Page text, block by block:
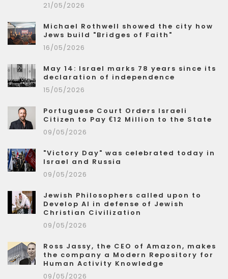
21/05/2026
Michael Rothwell showed the city how
Jews build "Bridges of Faith"
16/05/2026
May 14: Israel marks 78 years since its
declaration of independence
15/05/2026
Portuguese Court Orders Israeli
Citizen to Pay €12 Million to the State
09/05/2026
"Victory Day" was celebrated today in
Israel and Russia
09/05/2026
Jewish Philosophers called upon to
Develop AI in defense of Jewish
Christian Civilization
09/05/2026
Ross Jassy, the CEO of Amazon, makes
the company a Modern Repository for
Human Activity Knowledge
09/05/2026